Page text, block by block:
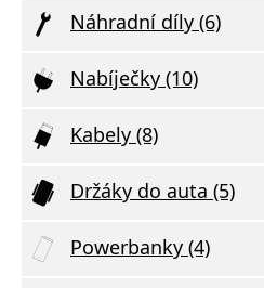
Náhradní díly (6)
Nabíječky (10)
Kabely (8)
Držáky do auta (5)
Powerbanky (4)